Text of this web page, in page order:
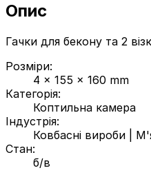
Опис
Гачки для бекону та 2
Розміри:
4 x 155 x 160 mm
Категорія:
Коптильна камера
Індустрія:
Ковбасні вироби
Стан:
б/в